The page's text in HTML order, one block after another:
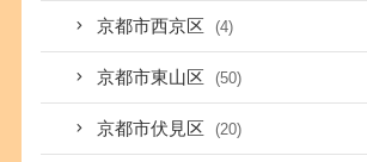
京都市西京区 (4)
京都市東山区 (50)
京都市伏見区 (20)